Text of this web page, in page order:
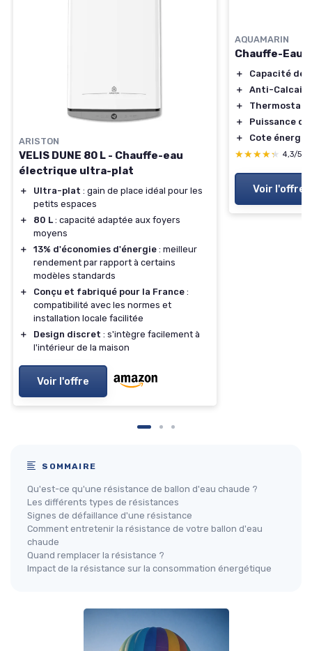
ARISTON
VELIS DUNE 80 L - Chauffe-eau
électrique ultra-plat
＋ Ultra-plat : gain de place idéal pour les
petits espaces
＋
80 L : capacité adaptée aux foyers
moyens
＋
13% d'économies d'énergie : meilleur
rendement par rapport à certains
modèles standards
＋
Conçu et fabriqué pour la France :
compatibilité avec les normes et
installation locale facilitée
＋
Design discret : s'intègre facilement à
l'intérieur de la maison
Voir l'offre
AQUAMARIN
Chauffe-Eau
＋
Capacité de
＋
Anti-Calcaire
＋
Thermostat
＋
Puissance de
＋
Cote
★★★★★
★★★★★ 4,3/5
Voir l'offre
SOMMAIRE
Qu'est-ce qu'une résistance de ballon d'eau chaude ?
Les différents types de résistances
Signes de défaillance d'une résistance
Comment entretenir la résistance de votre ballon d'eau
chaude
Quand remplacer la résistance ?
Impact de la résistance sur la consommation énergétique